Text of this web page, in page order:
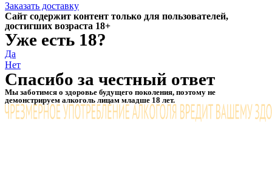
Заказать доставку
Сайт содержит контент только для пользователей,
достигших возраста 18+
Уже есть 18?
Да
Нет
Спасибо за честный ответ
Мы заботимся о здоровье будущего поколения, поэтому не
демонстрируем алкоголь лицам младше 18 лет.